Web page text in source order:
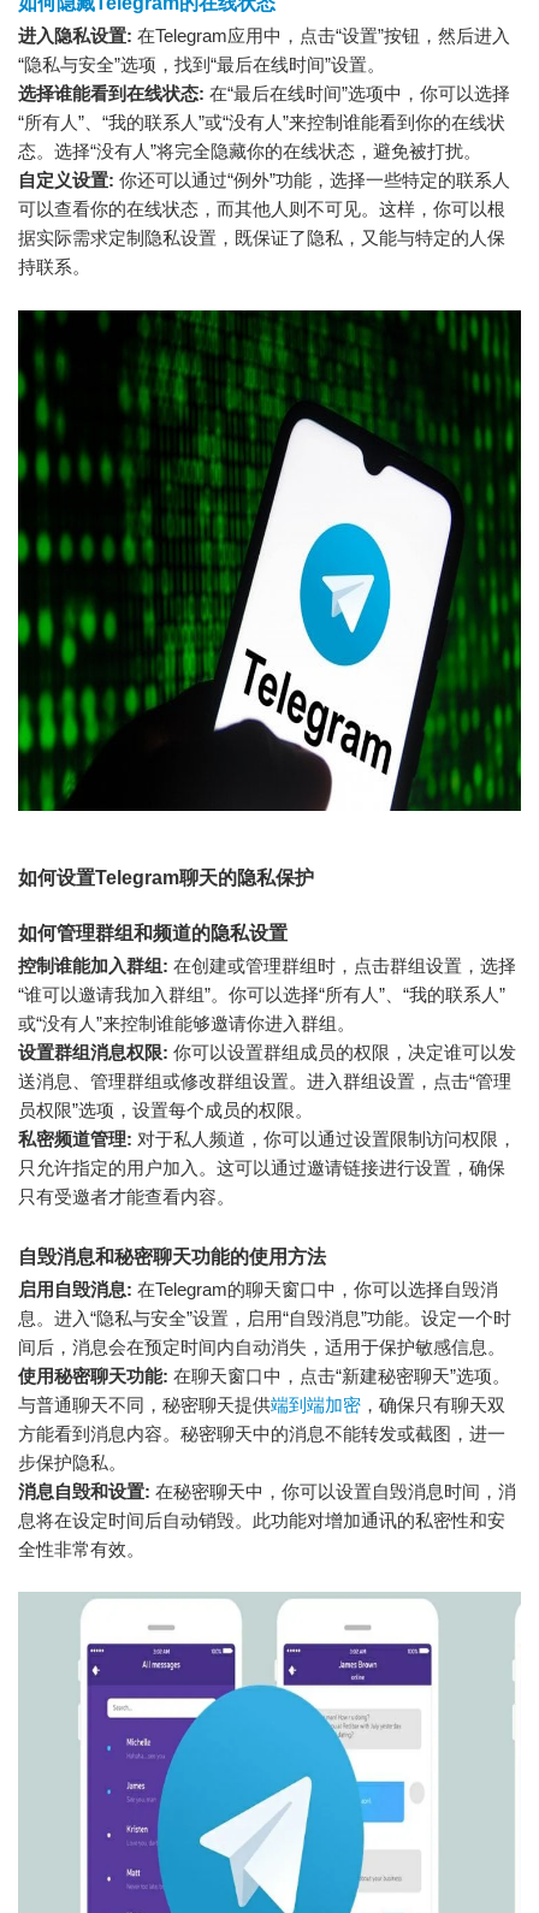
进入隐私设置: 在Telegram应用中，点击“设置”按钮，然后进入
“隐私与安全”选项，找到“最后在线时间”设置。
选择谁能看到在线状态: 在“最后在线时间”选项中，你可以选择
“所有人”、“我的联系人”或“没有人”来控制谁能看到你的在线状
态。选择“没有人”将完全隐藏你的在线状态，避免被打扰。
自定义设置: 你还可以通过“例外”功能，选择一些特定的联系人
可以查看你的在线状态，而其他人则不可见。这样，你可以根
据实际需求定制隐私设置，既保证了隐私，又能与特定的人保
持联系。
如何设置Telegram聊天的隐私保护
如何管理群组和频道的隐私设置
控制谁能加入群组: 在创建或管理群组时，点击群组设置，选择
“谁可以邀请我加入群组”。你可以选择“所有人”、“我的联系人”
或“没有人”来控制谁能够邀请你进入群组。
设置群组消息权限: 你可以设置群组成员的权限，决定谁可以发
送消息、管理群组或修改群组设置。进入群组设置，点击“管理
员权限”选项，设置每个成员的权限。
私密频道管理: 对于私人频道，你可以通过设置限制访问权限，
只允许指定的用户加入。这可以通过邀请链接进行设置，确保
只有受邀者才能查看内容。
自毁消息和秘密聊天功能的使用方法
启用自毁消息: 在Telegram的聊天窗口中，你可以选择自毁消
息。进入“隐私与安全”设置，启用“自毁消息”功能。设定一个时
间后，消息会在预定时间内自动消失，适用于保护敏感信息。
使用秘密聊天功能: 在聊天窗口中，点击“新建秘密聊天”选项。
与普通聊天不同，秘密聊天提供端到端加密 ，确保只有聊天双
方能看到消息内容。秘密聊天中的消息不能转发或截图，进一
步保护隐私。
消息自毁和设置: 在秘密聊天中，你可以设置自毁消息时间，消
息将在设定时间后自动销毁。此功能对增加通讯的私密性和安
全性非常有效。